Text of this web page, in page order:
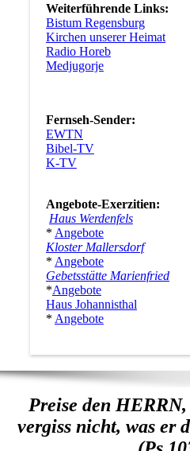
Weiterführende Links:
Bistum Regensburg
Kirchen unserer Heimat
Radio Horeb
Medjugorje
Fernseh-Sender:
EWTN
Bibel-TV
K-TV
Angebote-Exerzitien:
Haus Werdenfels
* Angebote
Kloster Mallersdorf
* Angebote
Gebetsstätte Marienfried
*Angebote
Haus Johannisthal
* Angebote
Preise den
vergiss nicht, was er